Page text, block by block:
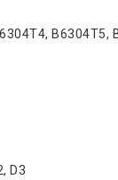
B6304T5,
D3